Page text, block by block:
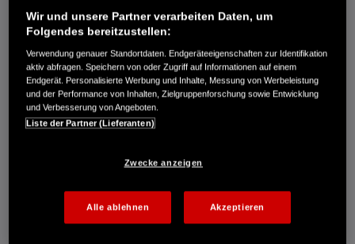
AUTO HARKE GMBH
Randersweide 59-63
21035 Hamburg
+49 40 735 935 0
DETAILS
Wir und unsere Partner verarbeiten Daten, um
Folgendes bereitzustellen:
Verwendung genauer Standortdaten. Endgeräteeigenschaften zur Identifikation
aktiv abfragen. Speichern von oder Zugriff auf Informationen auf einem
Endgerät. Personalisierte Werbung und Inhalte, Messung von Werbeleistung
und der Performance von Inhalten, Zielgruppenforschung sowie Entwicklung
und Verbesserung von Angeboten.
Liste der Partner (Lieferanten)
Zwecke anzeigen
Alle ablehnen Akzeptieren